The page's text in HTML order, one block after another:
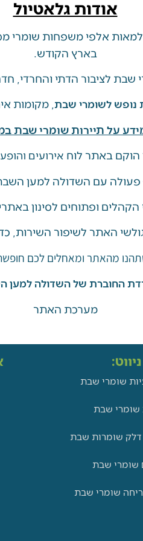
אודות גלאטיול
אלפי משפחות שומרי
בארץ הקודש.
שבת לציבור הדתי והחרדי,
נופש לשומרי שבת , מקומות
על תיירות שומרי שבת
באתר לוח אירועים
עם השדולה למען השבת
הקהלים ופתוחים לסינון
האתר לשיפור השירות,
מהאתר ומאחלים לכם
החוברת של השדולה למען
מערכת האתר
שומרי שבת
שומרי שבת
דלק שומרות שבת
שומרי שבת
שומרי שבת